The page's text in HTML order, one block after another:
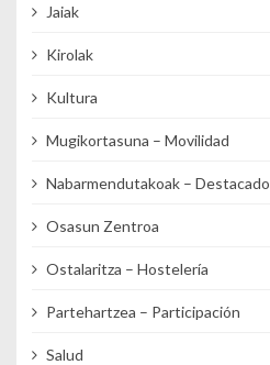
Jaiak
Kirolak
Kultura
Mugikortasuna – Movilidad
Nabarmendutakoak – Destacado
Osasun Zentroa
Ostalaritza – Hostelería
Partehartzea – Participación
Salud